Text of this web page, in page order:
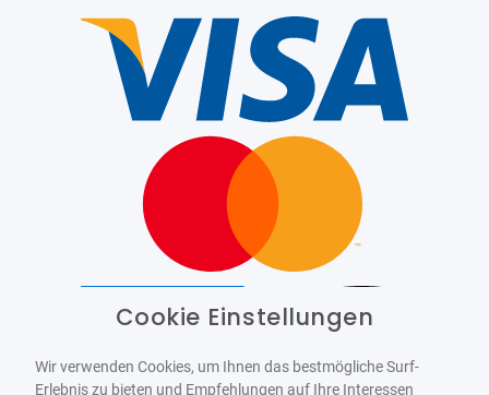
WCAG-2.1-AA
Cookie Einstellungen
Wir verwenden Cookies, um Ihnen das bestmögliche Surf-
Erlebnis zu bieten und Empfehlungen auf Ihre Interessen